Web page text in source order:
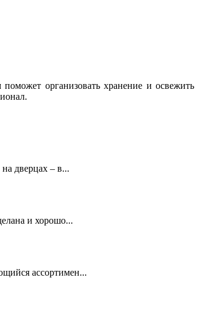
организовать хранение и освежить
дверцах – в...
и хорошо...
ассортимен...